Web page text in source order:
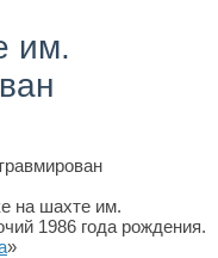
им.
на шахте им.
1986 года рождения.
»